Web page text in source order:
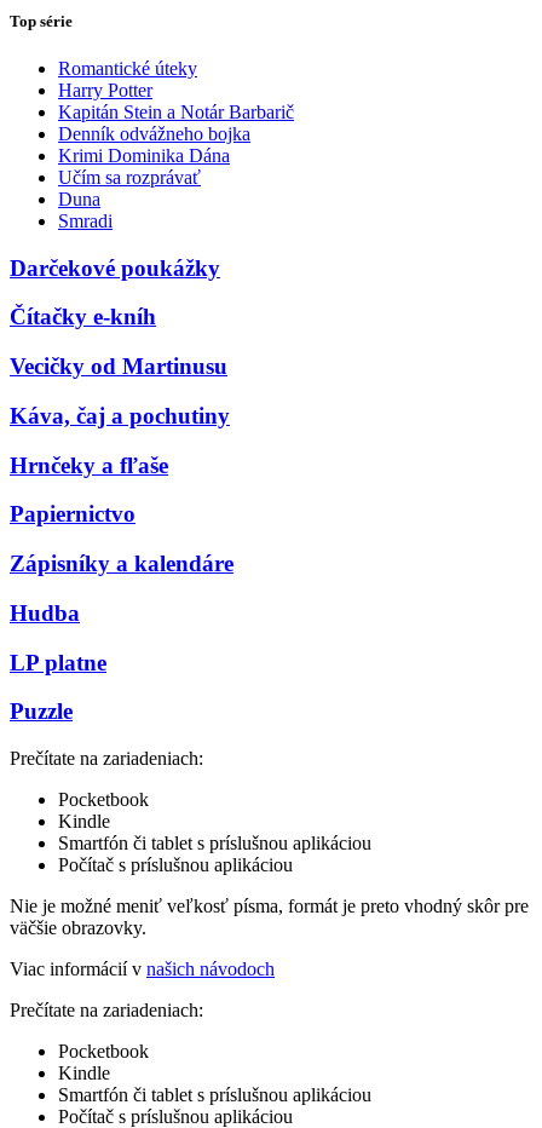
Top série
Romantické úteky
Harry Potter
Kapitán Stein a Notár Barbarič
Denník odvážneho bojka
Krimi Dominika Dána
Učím sa rozprávať
Duna
Smradi
Darčekové poukážky
Čítačky e-kníh
Vecičky od Martinusu
Káva, čaj a pochutiny
Hrnčeky a fľaše
Papiernictvo
Zápisníky a kalendáre
Hudba
LP platne
Puzzle
Prečítate na zariadeniach:
Pocketbook
Kindle
Smartfón či tablet s príslušnou aplikáciou
Počítač s príslušnou aplikáciou
Nie je možné meniť veľkosť písma, formát je preto vhodný skôr pre
väčšie obrazovky.
Viac informácií v našich návodoch
Prečítate na zariadeniach:
Pocketbook
Kindle
Smartfón či tablet s príslušnou aplikáciou
Počítač s príslušnou aplikáciou